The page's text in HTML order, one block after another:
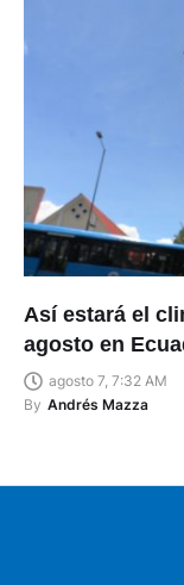
Así estará el
agosto en
agosto 7, 7:32 AM
By Andrés Mazza